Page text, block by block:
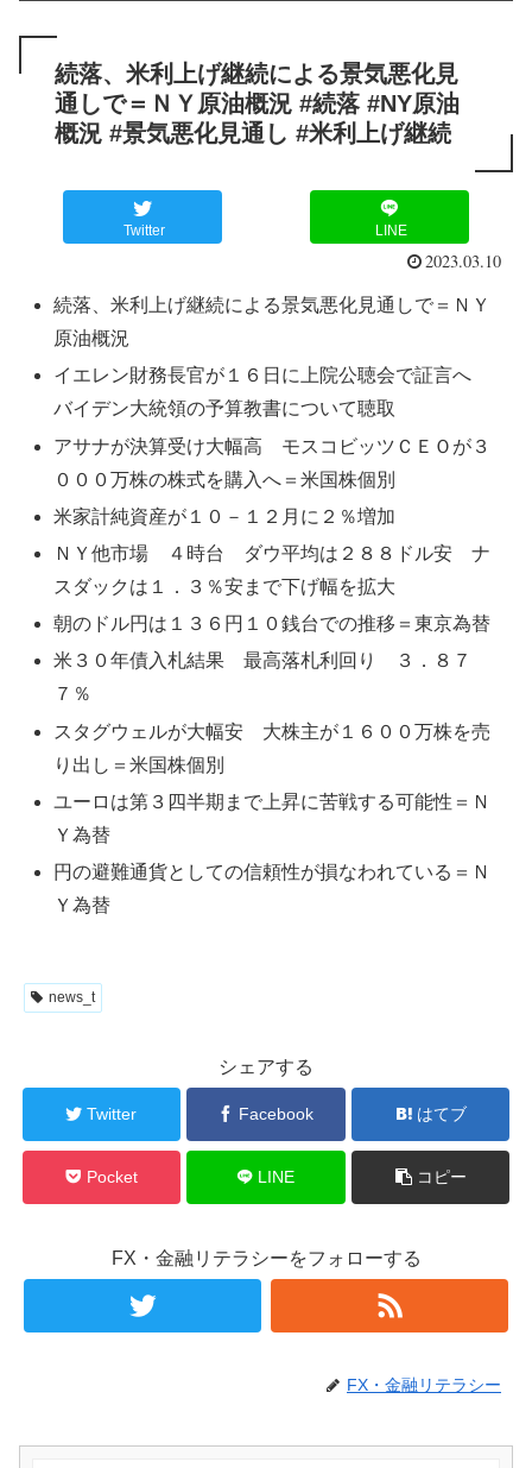
続落、米利上げ継続による景気悪化見
通しで＝ＮＹ原油概況 #続落 #NY原油
概況 #景気悪化見通し #米利上げ継続
Twitter LINE
2023.03.10
続落、米利上げ継続による景気悪化見通しで＝ＮＹ
原油概況
イエレン財務長官が１６日に上院公聴会で証言へ
バイデン大統領の予算教書について聴取
アサナが決算受け大幅高 モスコビッツＣＥＯが３
０００万株の株式を購入へ＝米国株個別
米家計純資産が１０－１２月に２％増加
ＮＹ他市場 ４時台 ダウ平均は２８８ドル安 ナ
スダックは１．３％安まで下げ幅を拡大
朝のドル円は１３６円１０銭台での推移＝東京為替
米３０年債入札結果 最高落札利回り ３．８７
７％
スタグウェルが大幅安 大株主が１６００万株を売
り出し＝米国株個別
ユーロは第３四半期まで上昇に苦戦する可能性＝Ｎ
Ｙ為替
円の避難通貨としての信頼性が損なわれている＝Ｎ
Ｙ為替
news_t
シェアする
Twitter Facebook はてブ
Pocket LINE コピー
FX・金融リテラシーをフォローする
FX・金融リテラシー